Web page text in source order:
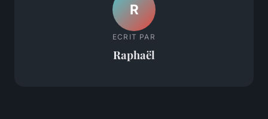
R
ECRIT PAR
Raphaël